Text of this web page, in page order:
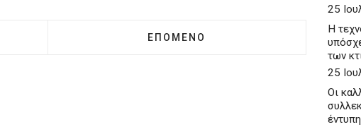
Η ΣΥΜΒΟΥΛΉ ΤΟΥ ΠΑΤΈΡΑ ΤΗΣ ΣΆΝΤΡΑΣ ΒΟΥΤΣΆ ΓΙΑ ΤΙΣ
ΕΠΌΜΕΝΟ ΆΡΘΡΟ: Ο ΣΕΪ́ΧΗΣ ΤΟΥ
ΕΠΌΜΕΝΟ
25
Η
των
25
Οι